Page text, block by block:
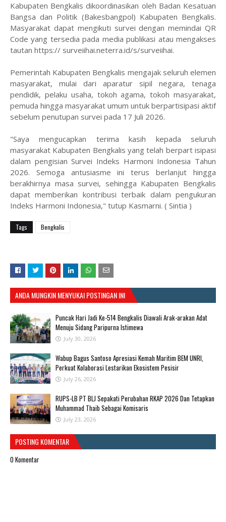
Kabupaten Bengkalis dikoordinasikan oleh Badan Kesatuan
Bangsa dan Politik (Bakesbangpol) Kabupaten Bengkalis.
Masyarakat dapat mengikuti survei dengan memindai QR
Code yang tersedia pada media publikasi atau mengakses
tautan https:// surveiihai.neterra.id/s/surveiihai.
Pemerintah Kabupaten Bengkalis mengajak seluruh elemen
masyarakat, mulai dari aparatur sipil negara, tenaga
pendidik, pelaku usaha, tokoh agama, tokoh masyarakat,
pemuda hingga masyarakat umum untuk berpartisipasi aktif
sebelum penutupan survei pada 17 Juli 2026.
"Saya mengucapkan terima kasih kepada seluruh
masyarakat Kabupaten Bengkalis yang telah berpart isipasi
dalam pengisian Survei Indeks Harmoni Indonesia Tahun
2026. Semoga antusiasme ini terus berlanjut hingga
berakhirnya masa survei, sehingga Kabupaten Bengkalis
dapat memberikan kontribusi terbaik dalam pengukuran
Indeks Harmoni Indonesia," tutup Kasmarni. ( Sintia )
Tags Bengkalis
ANDA MUNGKIN MENYUKAI POSTINGAN INI
Puncak Hari Jadi Ke-514 Bengkalis Diawali Arak-arakan Adat
Menuju Sidang Paripurna Istimewa
July 30, 2026
Wabup Bagus Santoso Apresiasi Kemah Maritim BEM UNRI,
Perkuat Kolaborasi Lestarikan Ekosistem Pesisir
July 26, 2026
RUPS-LB PT BLJ Sepakati Perubahan RKAP 2026 Dan Tetapkan
Muhammad Thaib Sebagai Komisaris
July 23, 2026
POSTING KOMENTAR
0 Komentar